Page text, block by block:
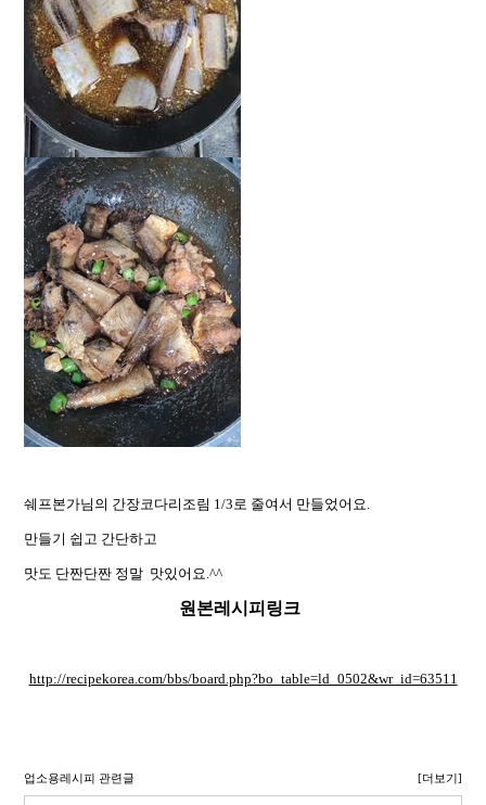
쉐프본가님의 간장코다리조림 1/3로 줄여서 만들었어요.
만들기 쉽고 간단하고
맛도 단짠단짠 정말 맛있어요.^^
원본레시피링크
http://recipekorea.com/bbs/board.php?bo_table=ld_0502&wr_id=63511
업소용레시피 관련글 [더보기]